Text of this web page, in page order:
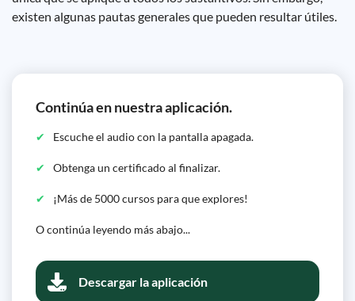
existen algunas pautas generales que pueden resultar útiles.
Continúa en nuestra aplicación.
Escuche el audio con la pantalla apagada.
Obtenga un certificado al finalizar.
¡Más de 5000 cursos para que explores!
O continúa leyendo más abajo...
Descargar la aplicación